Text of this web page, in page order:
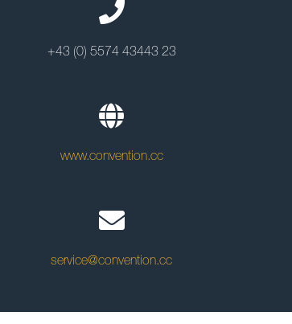
+43 (0) 5574 43443 23
www.convention.cc
service@convention.cc